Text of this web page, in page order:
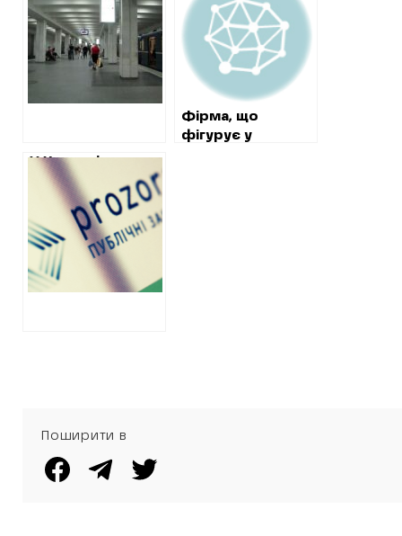
жилети у метро
залишаються.
Харківський
метрополітен
переплатив 2
мільйони на
Фірма, що
фігурує у
У Харкові на ще
один «прозорий
офіс» витратять
сто мільйонів
Поширити в